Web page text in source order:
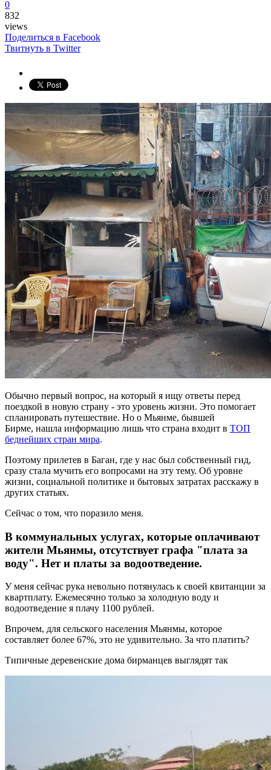
0
832
views
Поделиться в Facebook
Твитнуть в Twitter
Обычно первый вопрос, на который я ищу ответы перед
поездкой в новую страну - это уровень жизни. Это помогает
спланировать путешествие. Но о Мьянме, бывшей
Бирме, нашла информацию лишь что страна входит в ТОП
беднейших стран мира.
Поэтому прилетев в Баган, где у нас был собственный гид,
сразу стала мучить его вопросами на эту тему. Об уровне
жизни, социальной политике и бытовых затратах расскажу в
других статьях.
Сейчас о том, что поразило меня.
В коммунальных услугах, которые оплачивают
жители Мьянмы, отсутствует графа "плата за
воду". Нет и платы за водоотведение.
У меня сейчас рука невольно потянулась к своей квитанции за
квартплату. Ежемесячно только за холодную воду и
водоотведение я плачу 1100 рублей.
Впрочем, для сельского населения Мьянмы, которое
составляет более 67%, это не удивительно. За что платить?
Типичные деревенские дома бирманцев выглядят так